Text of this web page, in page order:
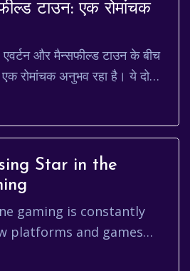
टाउन: एक रोमांचक
और मैन्सफील्ड टाउन के बीच
रोमांचक अनुभव रहा है। ये दो
लीग में खेलती ह...
Star in the
gaming is constantly
platforms and games
Amidst this dynamic